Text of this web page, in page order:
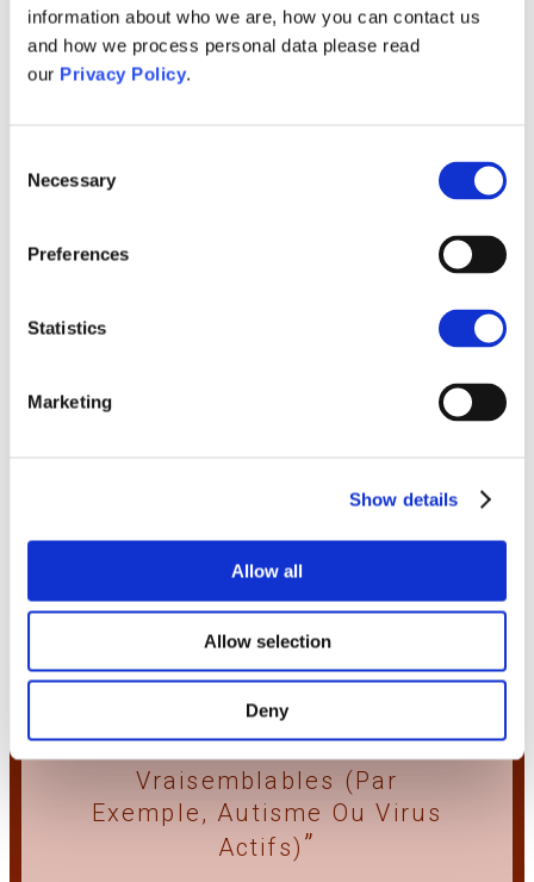
information about who we are, how you can contact us
and how we process personal data please read
our Privacy Policy.
Selection
Necessary
Preferences
Statistics
Marketing
Show details
Allow all
Allow selection
Deny
Traditionnels Et Naturels
Termes De Guérison Et
Causalité absurde
Effets Secondaires Et
Contaminants Peu
Vraisemblables (par
Exemple, Autisme Ou Virus
Actifs)